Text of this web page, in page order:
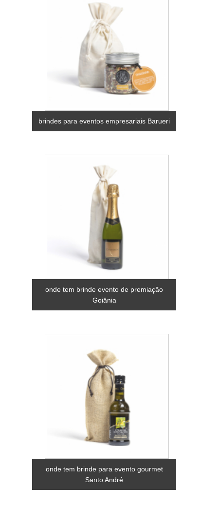
brindes para eventos empresariais Barueri
onde tem brinde evento de premiação
Goiânia
onde tem brinde para evento gourmet
Santo André